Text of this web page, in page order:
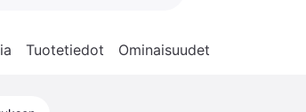
Tuotetiedot Ominaisuudet